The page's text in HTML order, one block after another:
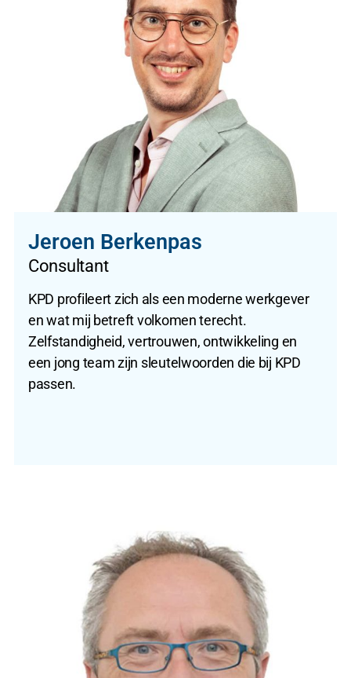
Jeroen Berkenpas
Consultant
KPD profileert zich als een moderne werkgever
en wat mij betreft volkomen terecht.
Zelfstandigheid, vertrouwen, ontwikkeling en
een jong team zijn sleutelwoorden die bij KPD
passen.